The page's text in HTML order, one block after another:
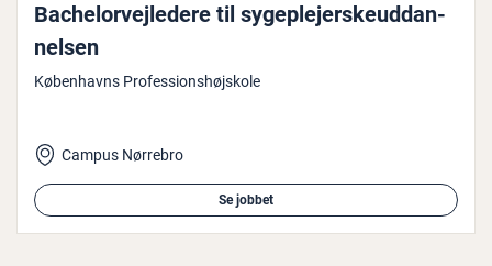
Ba­chel­or­vej­le­de­re til sy­geple­jer­skeud­dan­
nel­sen
Københavns Professionshøjskole
Campus Nørrebro
Se jobbet